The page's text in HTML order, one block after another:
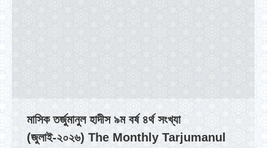
মাসিক তর্জুমানুল হাদীস ৯ম বর্ষ ৪র্থ সংখ্যা
(জুলাই-২০২৬) The Monthly Tarjumanul